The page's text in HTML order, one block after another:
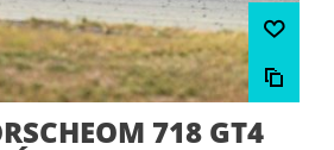
718 GT4